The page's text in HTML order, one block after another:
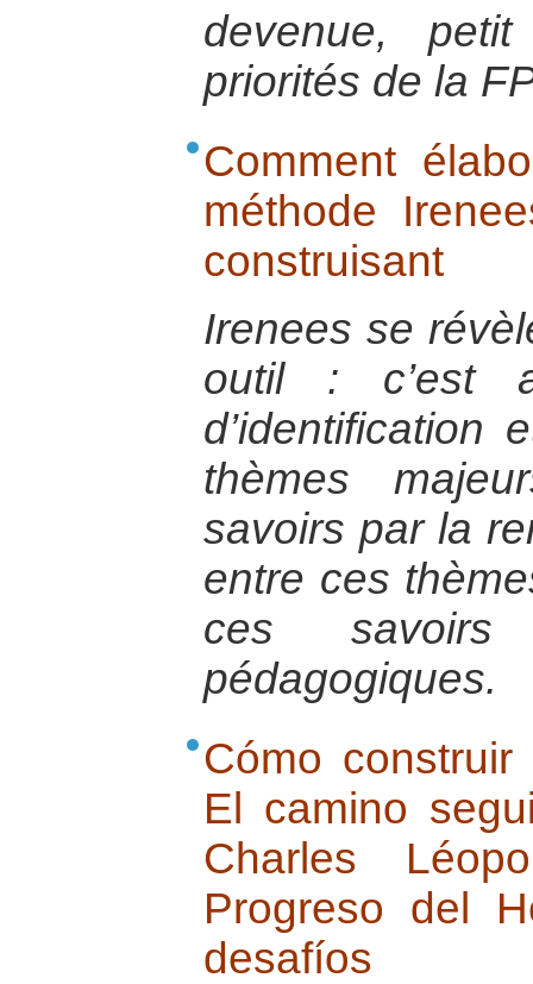
devenue,
priorités de la
Comment
méthode
construisant
Irenees se
outil : c’est
d’identification
thèmes
savoirs par la
entre ces
ces
pédagogiques.
Cómo construir
El camino
Charles
Progreso del
desafíos